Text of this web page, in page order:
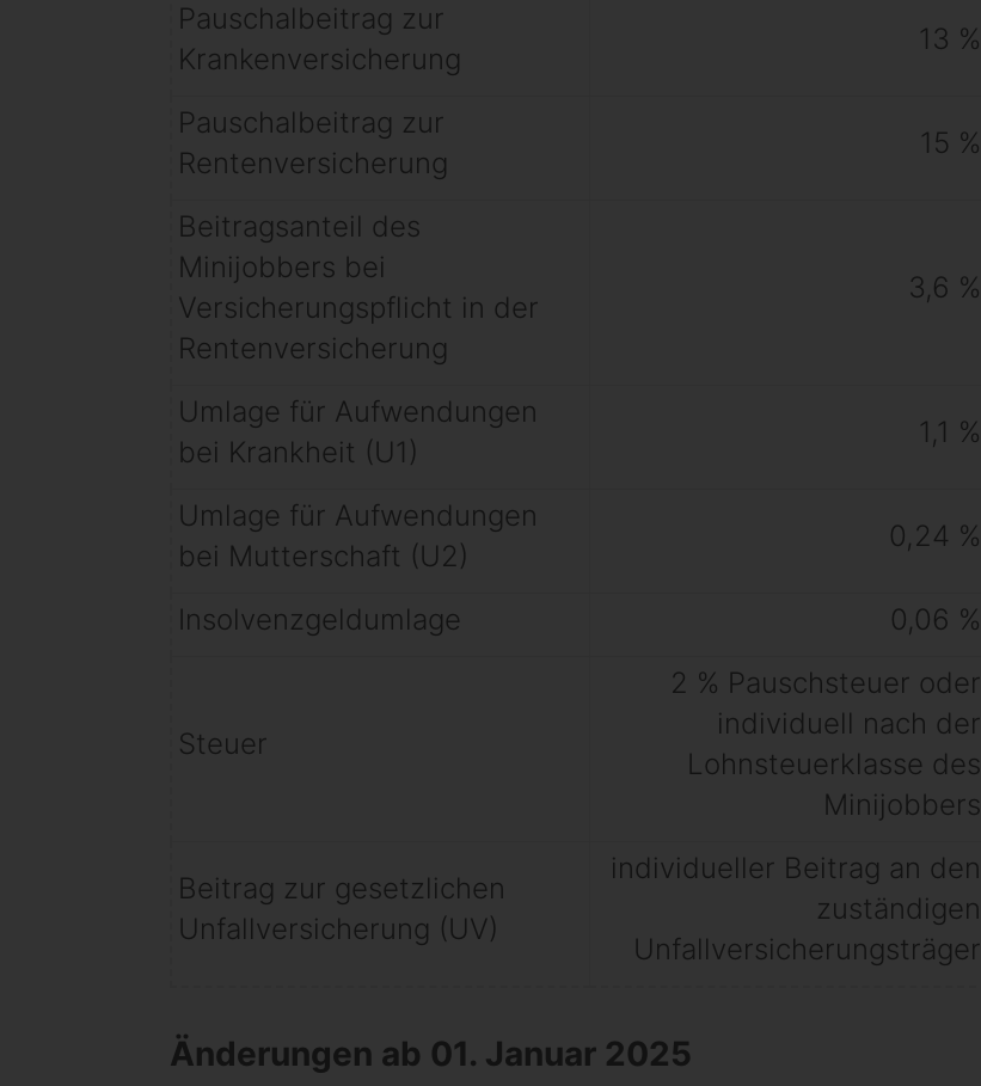
Pauschalbeitrag zur
Krankenversicherung
13 %
Pauschalbeitrag zur
Rentenversicherung
15 %
Beitragsanteil des
Minijobbers bei
Versicherungspflicht in der
Rentenversicherung
3,6 %
Umlage für Aufwendungen
bei Krankheit (U1)
1,1 %
Umlage für Aufwendungen
bei Mutterschaft (U2)
0,24 %
Insolvenzgeldumlage 0,06 %
Steuer
2 % Pauschsteuer oder
individuell nach der
Lohnsteuerklasse des
Minijobbers
Beitrag zur gesetzlichen
Unfallversicherung (UV)
individueller Beitrag an den
zuständigen
Unfallversicherungsträger
Änderungen ab 01. Januar 2025